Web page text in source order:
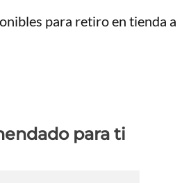
para retiro en tienda a
para ti